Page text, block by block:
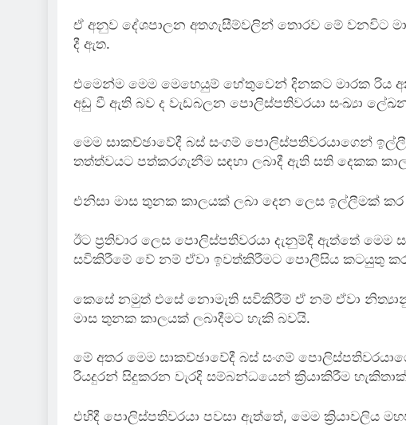
ඒ අනුව දේශපාලන අතගැසීම්වලින් තොරව මේ වනවිට
දී ඇත.
එමෙන්ම මෙම මෙහෙයුම් හේතුවෙන් දිනකට මාරක රිය
අඩු වී ඇති බව ද වැඩබලන පොලිස්පතිවරයා සංඛ්‍යා
මෙම සාකච්ඡාවේදී බස් සංගම් පොලිස්පතිවරයාගෙන්
තත්ත්වයට පත්කරගැනීම සඳහා ලබාදී ඇති සති දෙකක
එනිසා මාස තුනක කාලයක් ලබා දෙන ලෙස ඉල්ලීමක්
ඊට ප්‍රතිචාර ලෙස පොලිස්පතිවරයා දැනුම්දී ඇත්තේ
සවිකිරීමේ වේ නම් ඒවා ඉවත්කිරීමට පොලීසිය කටයුතු
කෙසේ නමුත් එසේ නොමැති සවිකිරීම් ඒ නම් ඒවා
මාස තුනක කාලයක් ලබාදීමට හැකි බවයි.
මේ අතර මෙම සාකච්ඡාවේදී බස් සංගම්
රියදුරන් සිදුකරන වැරදි සම්බන්ධයෙන් ක්‍රියාකිරීම
එහිදී පොලිස්පතිවරයා පවසා ඇත්තේ, මෙම ක්‍රියාවලිය